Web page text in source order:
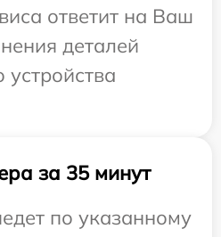
ответит на Ваш
деталей
за 35 минут
по указанному